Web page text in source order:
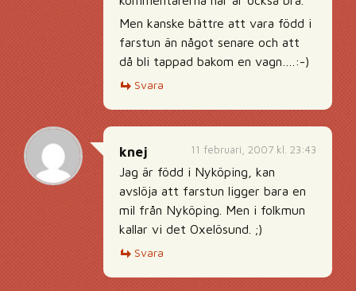
Men kanske bättre att vara född i
farstun än något senare och att
då bli tappad bakom en vagn….:-)
Svara
11 februari, 2007 kl. 23:43
knej
Jag är född i Nyköping, kan
avslöja att farstun ligger bara en
mil från Nyköping. Men i folkmun
kallar vi det Oxelösund. ;)
Svara